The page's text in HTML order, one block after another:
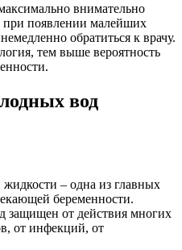
внимательно
при появлении малейших
обратиться к врачу.
тем выше вероятность
вод
– одна из главных
беременности.
защищен от действия многих
от инфекций, от